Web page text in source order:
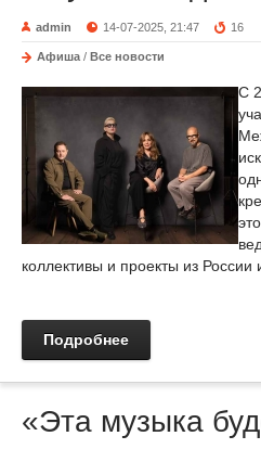
admin 14-07-2025, 21:47 16
Афиша / Все новости
С
коллективы и проекты из России
Подробнее
«Эта музыка